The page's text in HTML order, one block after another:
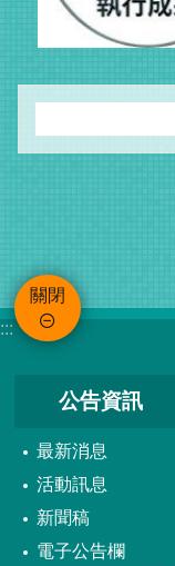
關閉
:::
公告資訊
最新消息
活動訊息
新聞稿
電子公告欄